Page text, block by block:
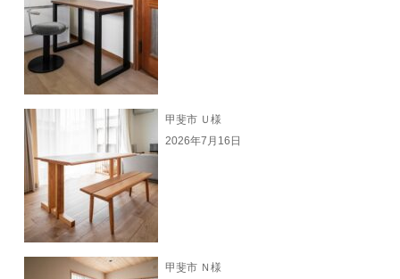
甲斐市 Ｕ様
2026年7月16日
甲斐市 Ｎ様